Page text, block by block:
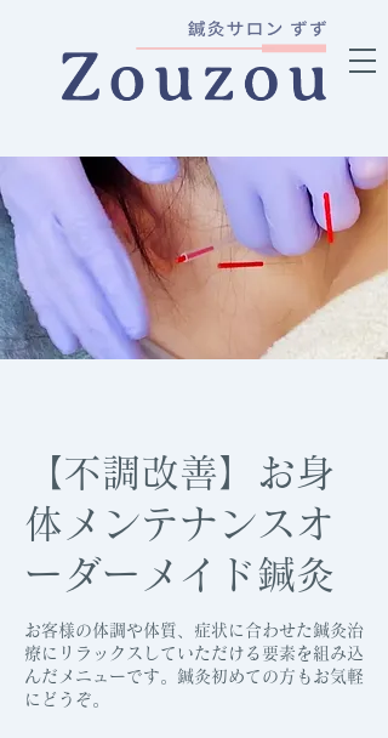
【不調改善】お身
体メンテナンスオ
ーダーメイド鍼灸
お客様の体調や体質、症状に合わせた鍼灸治
療にリラックスしていただける要素を組み込
んだメニューです。鍼灸初めての方もお気軽
にどうぞ。